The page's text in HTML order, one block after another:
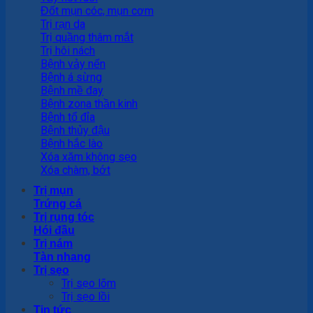
Đốt mụn cóc, mụn cơm
Trị rạn da
Trị quầng thâm mắt
Trị hôi nách
Bệnh vảy nến
Bệnh á sừng
Bệnh mề đay
Bệnh zona thần kinh
Bệnh tổ đỉa
Bệnh thủy đậu
Bệnh hắc lào
Xóa xăm không sẹo
Xóa chàm, bớt
Trị mụn
Trứng cá
Trị rụng tóc
Hói đầu
Trị nám
Tàn nhang
Trị sẹo
Trị sẹo lõm
Trị sẹo lồi
Tin tức